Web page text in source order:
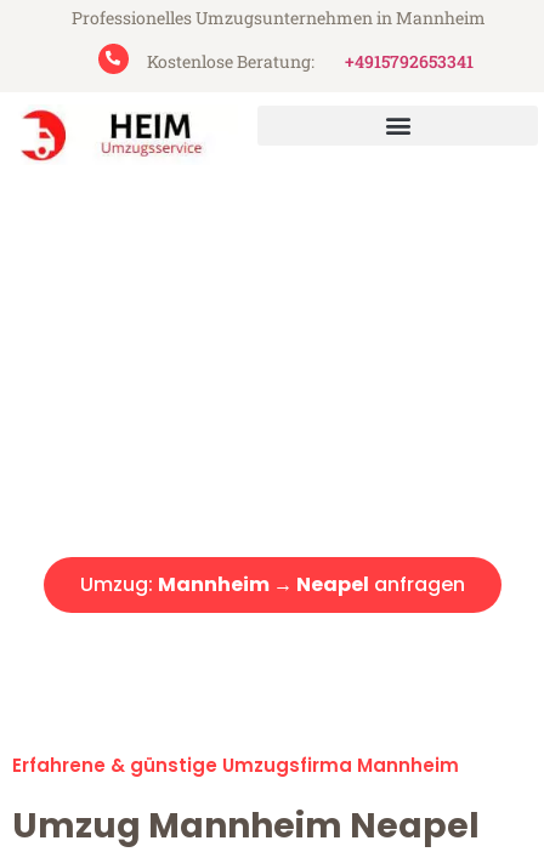
Professionelles Umzugsunternehmen in Mannheim
Kostenlose Beratung:
+4915792653341
Umzug: Mannheim → Neapel anfragen
Erfahrene & günstige Umzugsfirma Mannheim
Umzug Mannheim Neapel